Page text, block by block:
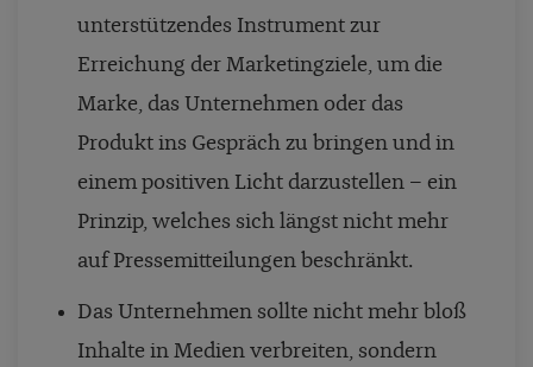
unterstützendes Instrument zur
Erreichung der Marketingziele, um die
Marke, das Unternehmen oder das
Produkt ins Gespräch zu bringen und in
einem positiven Licht darzustellen – ein
Prinzip, welches sich längst nicht mehr
auf Pressemitteilungen beschränkt.
Das Unternehmen sollte nicht mehr bloß
Inhalte in Medien verbreiten, sondern